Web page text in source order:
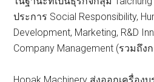
ประการ Social Responsibility,
Development, Marketing, R&D
Company Management (รวมถึง